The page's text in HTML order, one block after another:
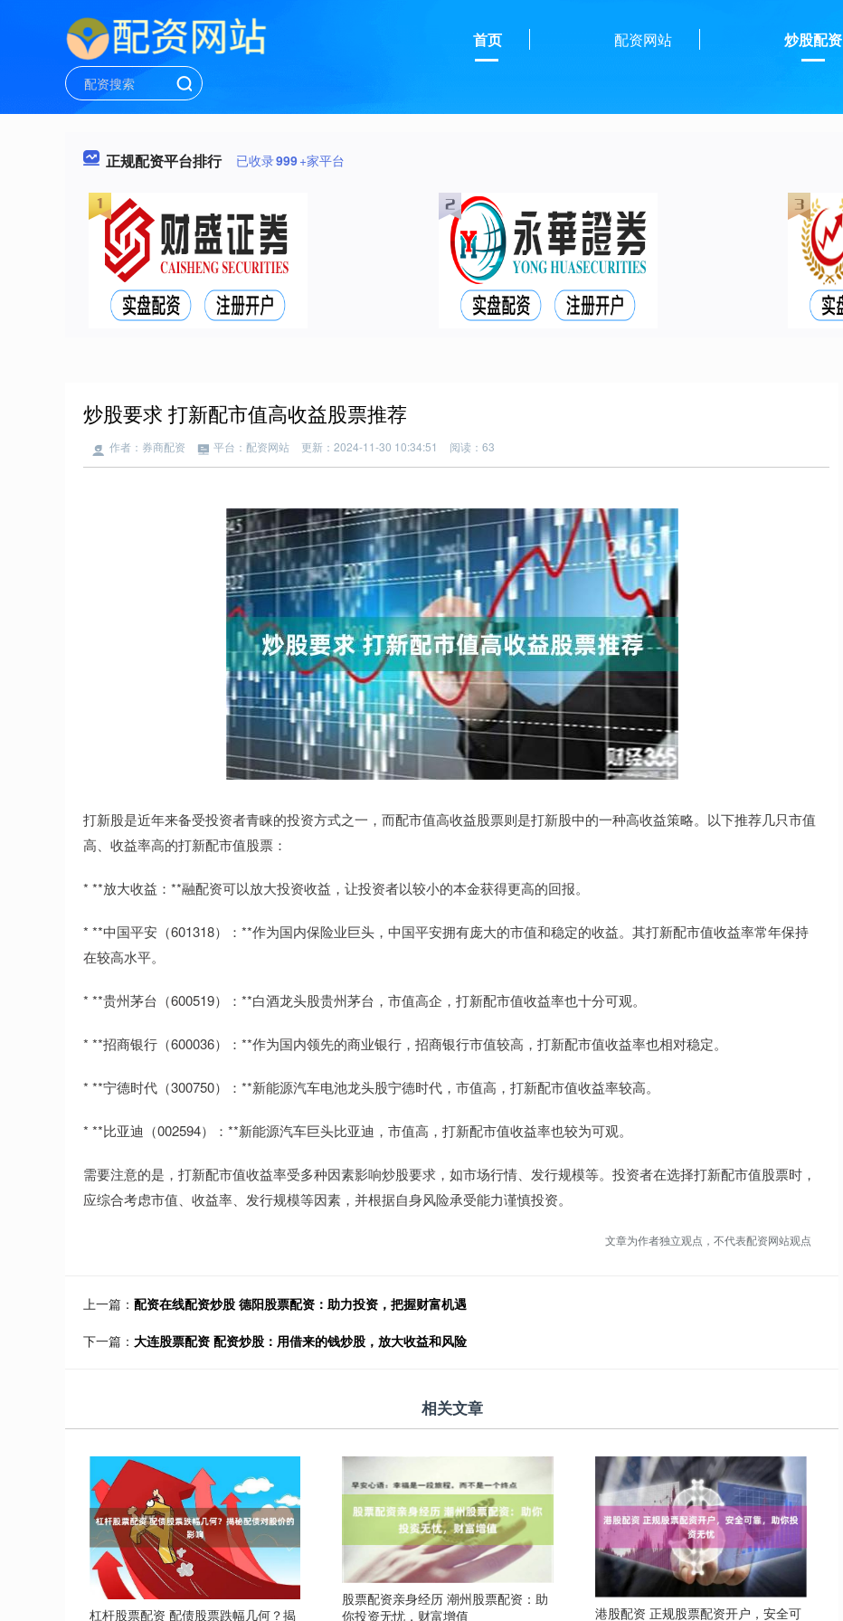
首页 配资网站 炒股配资
正规配资平台排行 已收录999+家平台
炒股要求 打新配市值高收益股票推荐
作者：券商配资 平台：配资网站 更新：2024-11-30 10:34:51 阅读：63
打新股是近年来备受投资者青睐的投资方式之一，而配市值高收益股票则是打新股中的一种高收益策略。以下推荐几只市值
高、收益率高的打新配市值股票：
* **放大收益：**融配资可以放大投资收益，让投资者以较小的本金获得更高的回报。
* **中国平安（601318）：**作为国内保险业巨头，中国平安拥有庞大的市值和稳定的收益。其打新配市值收益率常年保持
在较高水平。
* **贵州茅台（600519）：**白酒龙头股贵州茅台，市值高企，打新配市值收益率也十分可观。
* **招商银行（600036）：**作为国内领先的商业银行，招商银行市值较高，打新配市值收益率也相对稳定。
* **宁德时代（300750）：**新能源汽车电池龙头股宁德时代，市值高，打新配市值收益率较高。
* **比亚迪（002594）：**新能源汽车巨头比亚迪，市值高，打新配市值收益率也较为可观。
需要注意的是，打新配市值收益率受多种因素影响炒股要求，如市场行情、发行规模等。投资者在选择打新配市值股票时，
应综合考虑市值、收益率、发行规模等因素，并根据自身风险承受能力谨慎投资。
文章为作者独立观点，不代表配资网站观点
上一篇： 配资在线配资炒股 德阳股票配资：助力投资，把握财富机遇
下一篇： 大连股票配资 配资炒股：用借来的钱炒股，放大收益和风险
相关文章
杠杆股票配资 配债股票跌幅几何？揭
股票配资亲身经历 潮州股票配资：助
你投资无忧，财富增值
港股配资 正规股票配资开户，安全可